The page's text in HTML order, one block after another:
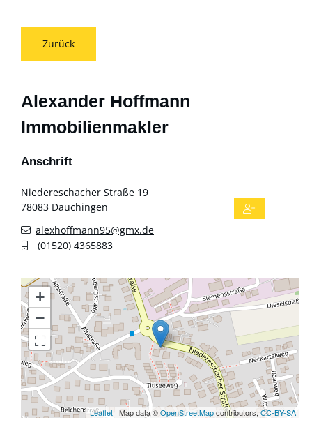
Zurück
Alexander Hoffmann
Immobilienmakler
+
−
Leaflet | Map data ©OpenStreetMapcontributors, CC-BY-SA
Anschrift
Niedereschacher Straße 19
78083 Dauchingen
alexhoffmann95@gmx.de
(01520) 4365883